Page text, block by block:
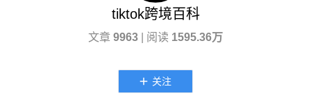
tiktok跨境百科
文章 9963 | 阅读 1595.36万
关注